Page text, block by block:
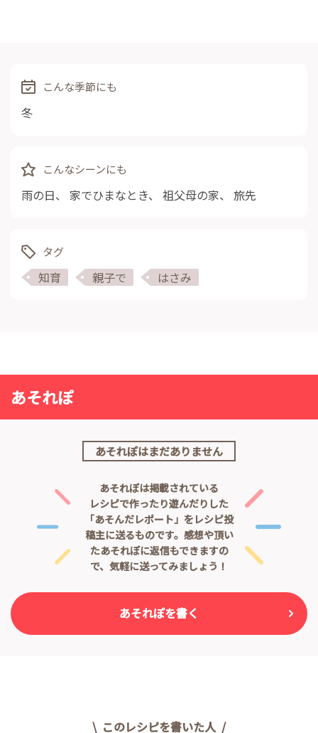
こんな季節にも
冬
こんなシーンにも
雨の日、 家でひまなとき、 祖父母の家、 旅先
タグ
知育 親子で はさみ
あそれぽ
あそれぽはまだありません
あそれぽは掲載されている
レシピで作ったり遊んだりした
「あそんだレポート」をレシピ投
稿主に送るものです。 感想や頂い
たあそれぽに返信もできますの
で、気軽に送ってみましょう！
あそれぽを書く
このレシピを書いた人